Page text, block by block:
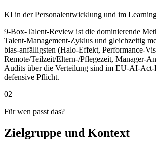
KI in der Personalentwicklung und im
9-Box-Talent-Review ist die dominierende
Talent-Management-Zyklus und gleichzeitig
bias-anfälligsten (Halo-Effekt, Performance-
Remote/Teilzeit/Eltern-/Pflegezeit, Manager-
Audits über die Verteilung sind im EU-AI-
defensive Pflicht.
02
Für wen passt das?
Zielgruppe und Kontext